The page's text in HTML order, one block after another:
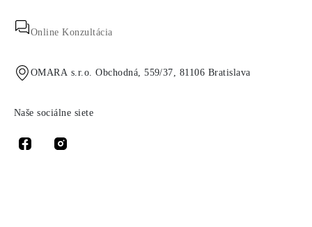
Online Konzultácia
OMARA s.r.o. Obchodná, 559/37, 81106 Bratislava
Naše sociálne siete